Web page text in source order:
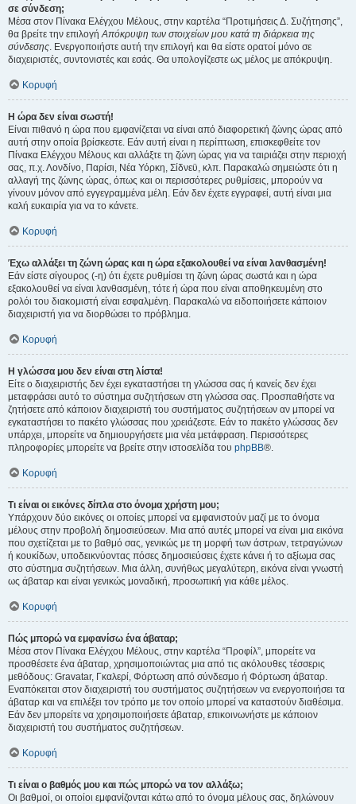
σε σύνδεση;
Μέσα στον Πίνακα Ελέγχου Μέλους, στην καρτέλα “Προτιμήσεις Δ. Συζήτησης”,
θα βρείτε την επιλογήΑπόκρυψη των στοιχείων μου κατά τη διάρκεια της
σύνδεσης. Ενεργοποιήστε αυτή την επιλογή και θα είστε ορατοί μόνο σε
διαχειριστές, συντονιστές και εσάς. Θα υπολογίζεστε ως μέλος με απόκρυψη.
Κορυφή
Η ώρα δεν είναι σωστή!
Είναι πιθανό η ώρα που εμφανίζεται να είναι από διαφορετική ζώνης ώρας από
αυτή στην οποία βρίσκεστε. Εάν αυτή είναι η περίπτωση, επισκεφθείτε τον
Πίνακα Ελέγχου Μέλους και αλλάξτε τη ζώνη ώρας για να ταιριάζει στην περιοχή
σας, π.χ. Λονδίνο, Παρίσι, Νέα Υόρκη, Σίδνεϋ, κλπ. Παρακαλώ σημειώστε ότι η
αλλαγή της ζώνης ώρας, όπως και οι περισσότερες ρυθμίσεις, μπορούν να
γίνουν μόνον από εγγεγραμμένα μέλη. Εάν δεν έχετε εγγραφεί, αυτή είναι μια
καλή ευκαιρία για να το κάνετε.
Κορυφή
Έχω αλλάξει τη ζώνη ώρας και η ώρα εξακολουθεί να είναι λανθασμένη!
Εάν είστε σίγουρος (-η) ότι έχετε ρυθμίσει τη ζώνη ώρας σωστά και η ώρα
εξακολουθεί να είναι λανθασμένη, τότε ή ώρα που είναι αποθηκευμένη στο
ρολόι του διακομιστή είναι εσφαλμένη. Παρακαλώ να ειδοποιήσετε κάποιον
διαχειριστή για να διορθώσει το πρόβλημα.
Κορυφή
Η γλώσσα μου δεν είναι στη λίστα!
Είτε ο διαχειριστής δεν έχει εγκαταστήσει τη γλώσσα σας ή κανείς δεν έχει
μεταφράσει αυτό το σύστημα συζητήσεων στη γλώσσα σας. Προσπαθήστε να
ζητήσετε από κάποιον διαχειριστή του συστήματος συζητήσεων αν μπορεί να
εγκαταστήσει το πακέτο γλώσσας που χρειάζεστε. Εάν το πακέτο γλώσσας δεν
υπάρχει, μπορείτε να δημιουργήσετε μια νέα μετάφραση. Περισσότερες
πληροφορίες μπορείτε να βρείτε στην ιστοσελίδα του phpBB®.
Κορυφή
Τι είναι οι εικόνες δίπλα στο όνομα χρήστη μου;
Υπάρχουν δύο εικόνες οι οποίες μπορεί να εμφανιστούν μαζί με το όνομα
μέλους στην προβολή δημοσιεύσεων. Μια από αυτές μπορεί να είναι μια εικόνα
που σχετίζεται με το βαθμό σας, γενικώς με τη μορφή των άστρων, τετραγώνων
ή κουκίδων, υποδεικνύοντας πόσες δημοσιεύσεις έχετε κάνει ή το αξίωμα σας
στο σύστημα συζητήσεων. Μια άλλη, συνήθως μεγαλύτερη, εικόνα είναι γνωστή
ως άβαταρ και είναι γενικώς μοναδική, προσωπική για κάθε μέλος.
Κορυφή
Πώς μπορώ να εμφανίσω ένα άβαταρ;
Μέσα στον Πίνακα Ελέγχου Μέλους, στην καρτέλα “Προφίλ”, μπορείτε να
προσθέσετε ένα άβαταρ, χρησιμοποιώντας μια από τις ακόλουθες τέσσερις
μεθόδους: Gravatar, Γκαλερί, Φόρτωση από σύνδεσμο ή Φόρτωση άβαταρ.
Εναπόκειται στον διαχειριστή του συστήματος συζητήσεων να ενεργοποιήσει τα
άβαταρ και να επιλέξει τον τρόπο με τον οποίο μπορεί να καταστούν διαθέσιμα.
Εάν δεν μπορείτε να χρησιμοποιήσετε άβαταρ, επικοινωνήστε με κάποιον
διαχειριστή του συστήματος συζητήσεων.
Κορυφή
Τι είναι ο βαθμός μου και πώς μπορώ να τον αλλάξω;
Οι βαθμοί, οι οποίοι εμφανίζονται κάτω από το όνομα μέλους σας, δηλώνουν